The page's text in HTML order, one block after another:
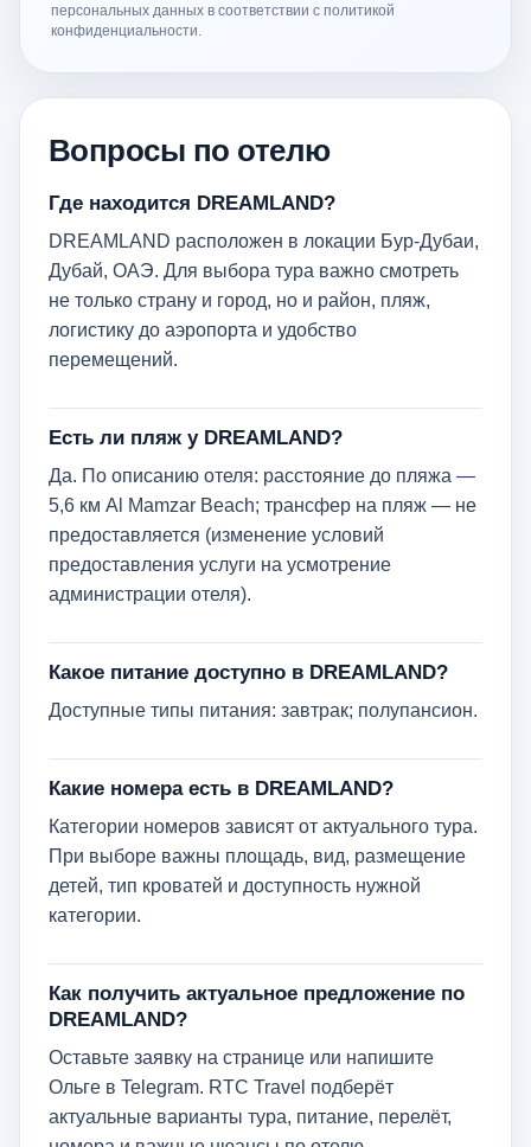
персональных данных в соответствии с политикой
конфиденциальности.
Вопросы по отелю
Где находится DREAMLAND?
DREAMLAND расположен в локации Бур-Дубаи,
Дубай, ОАЭ. Для выбора тура важно смотреть
не только страну и город, но и район, пляж,
логистику до аэропорта и удобство
перемещений.
Есть ли пляж у DREAMLAND?
Да. По описанию отеля: расстояние до пляжа —
5,6 км Al Mamzar Beach; трансфер на пляж — не
предоставляется (изменение условий
предоставления услуги на усмотрение
администрации отеля).
Какое питание доступно в DREAMLAND?
Доступные типы питания: завтрак; полупансион.
Какие номера есть в DREAMLAND?
Категории номеров зависят от актуального тура.
При выборе важны площадь, вид, размещение
детей, тип кроватей и доступность нужной
категории.
Как получить актуальное предложение по
DREAMLAND?
Оставьте заявку на странице или напишите
Ольге в Telegram. RTC Travel подберёт
актуальные варианты тура, питание, перелёт,